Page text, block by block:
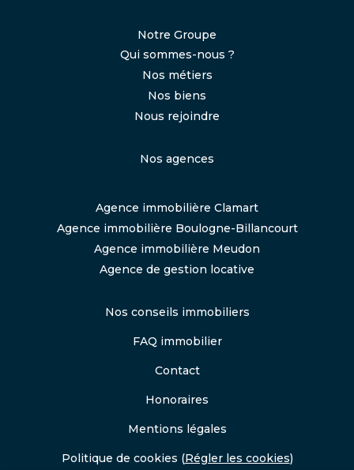
Notre Groupe
Qui sommes-nous ?
Nos métiers
Nos biens
Nous rejoindre
Nos agences
Agence immobilière Clamart
Agence immobilière Boulogne-Billancourt
Agence immobilière Meudon
Agence de gestion locative
Nos conseils immobiliers
FAQ immobilier
Contact
Honoraires
Mentions légales
Politique de cookies (Régler les cookies)